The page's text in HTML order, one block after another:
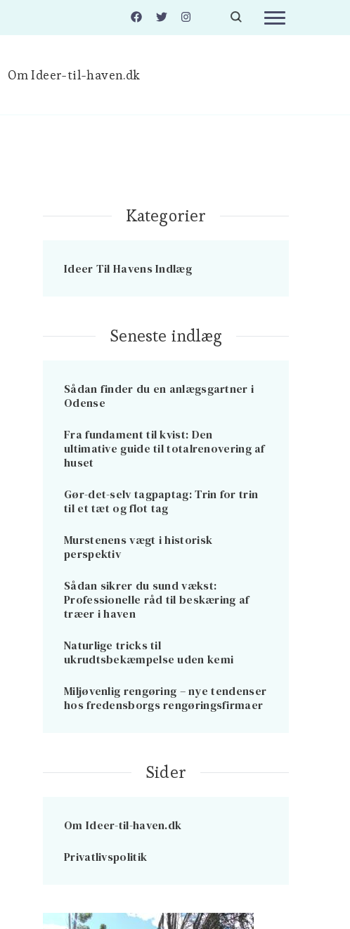
Om Ideer-til-haven.dk
Kategorier
Ideer Til Havens Indlæg
Seneste indlæg
Sådan finder du en anlægsgartner i
Odense
Fra fundament til kvist: Den
ultimative guide til totalrenovering af
huset
Gør-det-selv tagpaptag: Trin for trin
til et tæt og flot tag
Murstenens vægt i historisk
perspektiv
Sådan sikrer du sund vækst:
Professionelle råd til beskæring af
træer i haven
Naturlige tricks til
ukrudtsbekæmpelse uden kemi
Miljøvenlig rengøring – nye tendenser
hos fredensborgs rengøringsfirmaer
Sider
Om Ideer-til-haven.dk
Privatlivspolitik